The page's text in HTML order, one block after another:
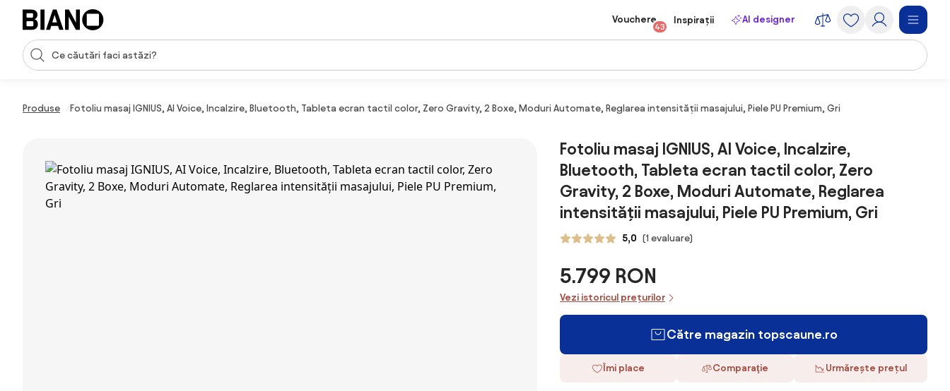
Sari peste navigare, accesează conținutul
Introducerea căutării
Vouchere
43
Inspirații AI designer
Produse Fotoliu masaj IGNIUS, AI Voice, Incalzire, Bluetooth, Tableta ecran tactil color, Zero Gravity, 2 Boxe, Moduri Automate, Reglarea intensității masajului, Piele PU Premium, Gri
Fotoliu masaj IGNIUS, AI Voice, Incalzire,
Bluetooth, Tableta ecran tactil color, Zero
Gravity, 2 Boxe, Moduri Automate, Reglarea
intensității masajului, Piele PU Premium, Gri
5,0 (1 evaluare)
5.799 RON
Vezi istoricul prețurilor
Către magazin topscaune.ro
Îmi place Comparaţie Urmărește prețul